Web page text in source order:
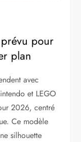
pour
plan
avec
et LEGO
2026, centré
Ce modèle
silhouette